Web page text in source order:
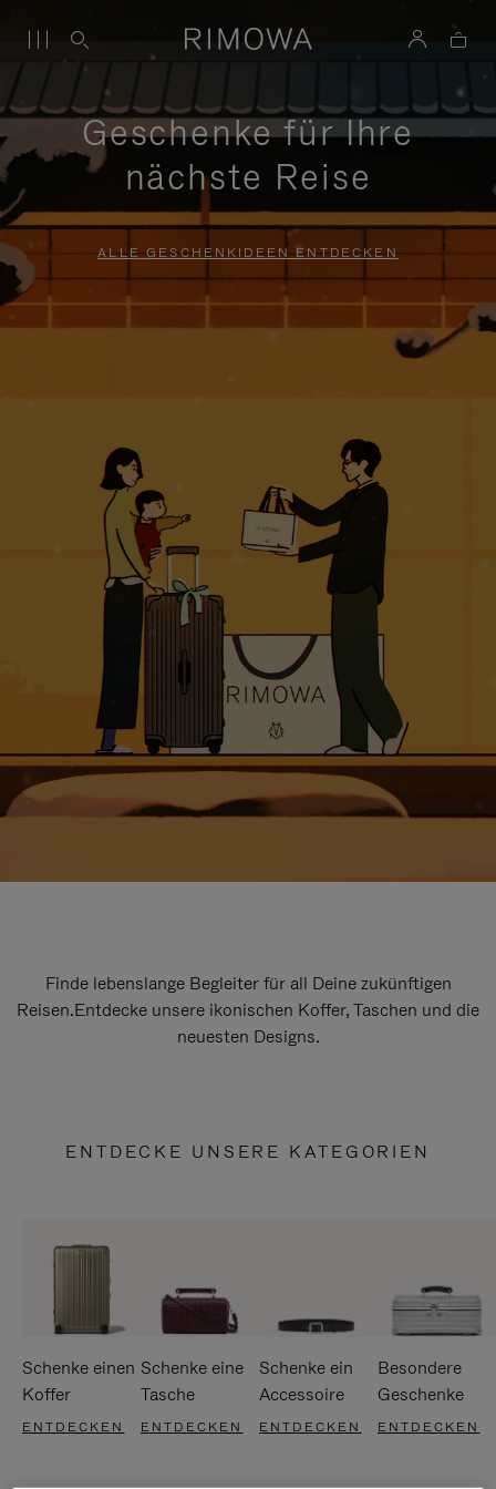
Geschenke für Ihre
nächste Reise
ALLE GESCHENKIDEEN ENTDECKEN
Finde lebenslange Begleiter für all Deine zukünftigen
Reisen.Entdecke unsere ikonischen Koffer, Taschen und die
neuesten Designs.
ENTDECKE UNSERE KATEGORIEN
Schenke einen
Koffer
ENTDECKEN
Schenke eine
Tasche
ENTDECKEN
Schenke ein
Accessoire
ENTDECKEN
Besondere
Geschenke
ENTDECKEN